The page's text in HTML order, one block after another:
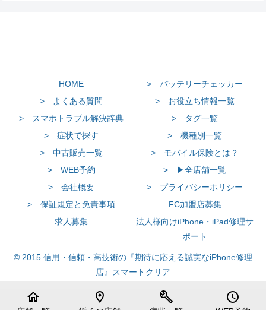
4. 故障端末の到着後、修理作業を開始
故障内容を確認し、作業を開始いたします。
す。ご了承ください。）
5. 修理完了後、端末のご返却
告いたします。
その際に確定した料金をお伝えします。後に早急に発送します。
6. ご精算、保証開始
金をお支払いください。
（当店からお客様に送る際の配送料は、当社負担となります。）
ご確認下さい。
HOME
> バッテリーチェッカー
> よくある質問
> お役立ち情報一覧
> スマホトラブル解決辞典
> タグ一覧
> 症状で探す
> 機種別一覧
> 中古販売一覧
> モバイル保険とは？
> WEB予約
> ▶全店舗一覧
> 会社概要
> プライバシーポリシー
> 保証規定と免責事項
FC加盟店募集
求人募集
法人様向けiPhone・iPad修理サ
ポート
© 2015 信用・信頼・高技術の『期待に応える誠実なiPhone修理
店』スマートクリア
home location_on build schedule